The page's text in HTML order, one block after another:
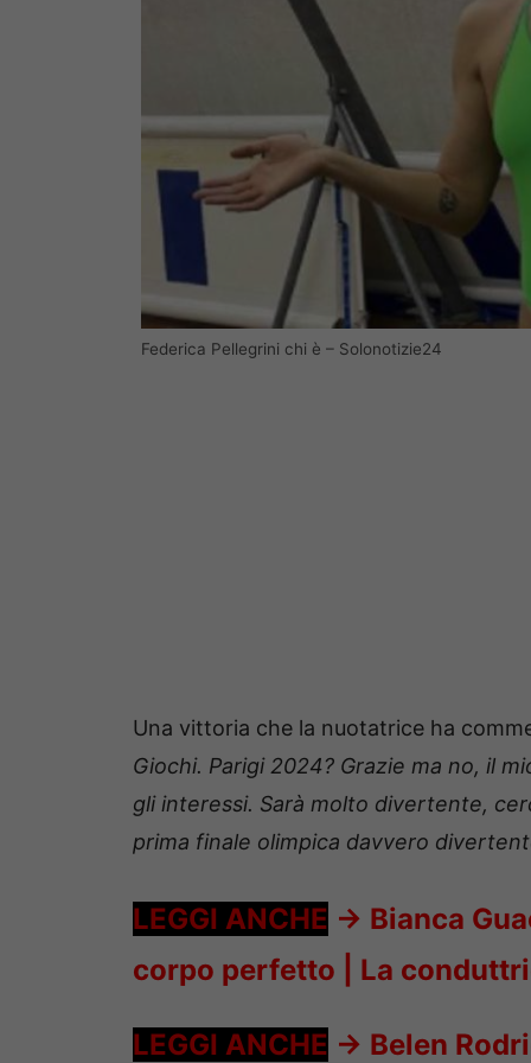
Federica Pellegrini chi è – Solonotizie24
Una vittoria che la nuotatrice ha
Giochi. Parigi 2024? Grazie ma no, il
gli interessi. Sarà molto divertente,
prima finale olimpica davvero
LEGGI ANCHE -> Bianca
corpo perfetto | La
LEGGI ANCHE -> Belen